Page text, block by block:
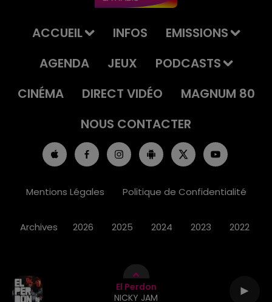
El Perdon
NICKY JAM
ACCUEIL INFOS
EMISSIONS
AGENDA
JEUX
PODCASTS
CINÉMA
DIRECT VIDÉO
MAGNUM 80
NOUS CONTACTER
Mentions Légales Politique de Confidentialité
Archives 2026 2025 2024 2023 2022